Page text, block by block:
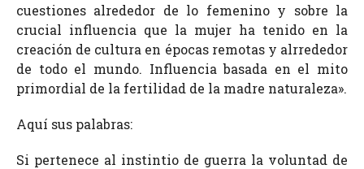
cuestiones alrededor de lo femenino y sobre la
crucial influencia que la mujer ha tenido en la
creación de cultura en épocas remotas y alrrededor
de todo el mundo. Influencia basada en el mito
primordial de la fertilidad de la madre naturaleza».
Aquí sus palabras:
Si pertenece al instintio de guerra la voluntad de